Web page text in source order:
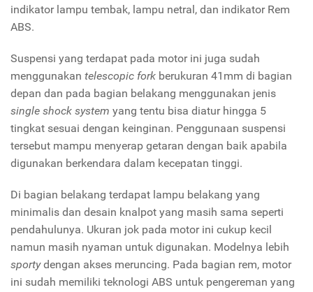
indikator lampu tembak, lampu netral, dan indikator Rem
ABS.
Suspensi yang terdapat pada motor ini juga sudah
menggunakan telescopic fork berukuran 41mm di bagian
depan dan pada bagian belakang menggunakan jenis
single shock system yang tentu bisa diatur hingga 5
tingkat sesuai dengan keinginan. Penggunaan suspensi
tersebut mampu menyerap getaran dengan baik apabila
digunakan berkendara dalam kecepatan tinggi.
Di bagian belakang terdapat lampu belakang yang
minimalis dan desain knalpot yang masih sama seperti
pendahulunya. Ukuran jok pada motor ini cukup kecil
namun masih nyaman untuk digunakan. Modelnya lebih
sportydengan akses meruncing. Pada bagian rem, motor
ini sudah memiliki teknologi ABS untuk pengereman yang